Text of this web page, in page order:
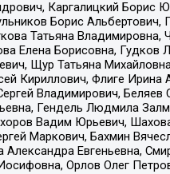
Каргалицкий Борис
Борис Альбертович,
Татьяна Владимировна,
Елена Борисовна,
Щур Татьяна
Кириллович, Флиге Ирина
Владимирович, Беляев
Гендель Людмила
Вадим Юрьевич,
Маркович, Бахмин
Евгеньевна,
Орлов Олег